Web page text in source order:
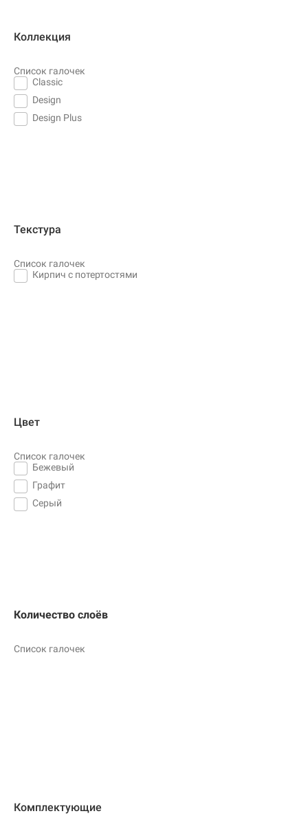
Коллекция
Список галочек
Classic
Design
Design Plus
Текстура
Список галочек
Кирпич с потертостями
Цвет
Список галочек
Бежевый
Графит
Серый
Количество слоёв
Список галочек
Комплектующие